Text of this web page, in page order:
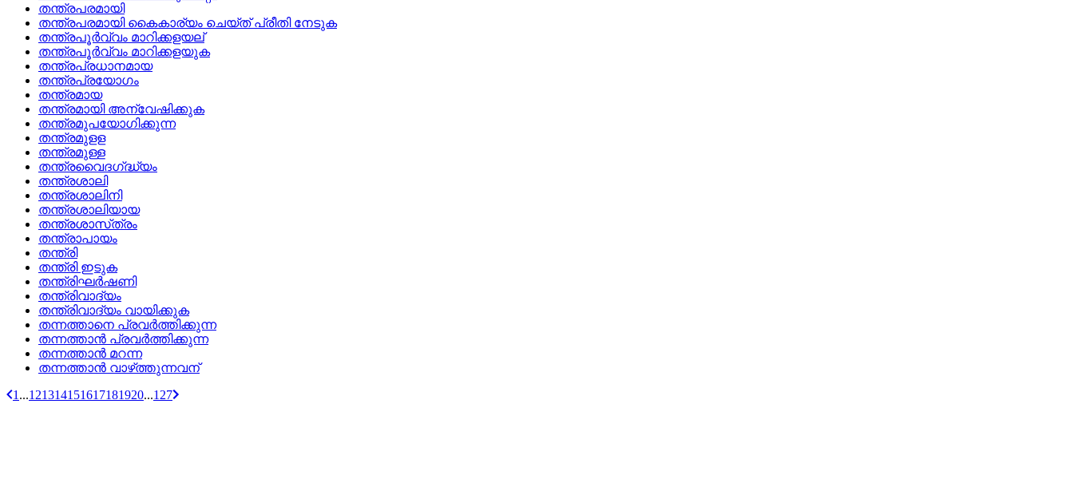
തന്ത്രപരമായി
തന്ത്രപരമായി കൈകാര്യം ചെയ്ത് പ്രീതി നേടുക
തന്ത്രപൂര്‍വ്വം മാറിക്കളയല്
തന്ത്രപൂര്‍വ്വം മാറിക്കളയുക
തന്ത്രപ്രധാനമായ
തന്ത്രപ്രയോഗം
തന്ത്രമായ
തന്ത്രമായി അന്വേഷിക്കുക
തന്ത്രമുപയോഗിക്കുന്ന
തന്ത്രമുളള
തന്ത്രമുള്ള
തന്ത്രവൈദഗ്‌ദ്ധ്യം
തന്ത്രശാലി
തന്ത്രശാലിനി
തന്ത്രശാലിയായ
തന്ത്രശാസ്‌ത്രം
തന്ത്രാപായം
തന്ത്രി
തന്ത്രി ഇടുക
തന്ത്രിഘര്‍ഷണി
തന്ത്രിവാദ്യം
തന്ത്രിവാദ്യം വായിക്കുക
തന്നത്താനെ പ്രവര്‍ത്തിക്കുന്ന
തന്നത്താന്‍ പ്രവര്‍ത്തിക്കുന്ന
തന്നത്താന്‍ മറന്ന
തന്നത്താന്‍ വാഴ്‌ത്തുന്നവന്
1 ...121314151617181920...127